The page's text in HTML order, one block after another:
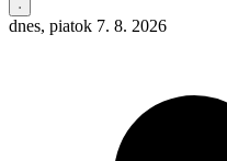
dnes, piatok 7. 8. 2026